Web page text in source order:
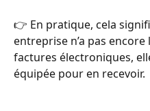
👉 En pratique, cela
entreprise n’a pas encore
factures électroniques,
équipée pour en recevoir.